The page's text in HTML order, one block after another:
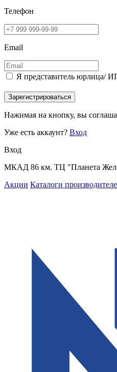
Телефон
Email
Я представитель юрлица/
Зарегистрироваться
Нажимая на кнопку, вы
Уже есть аккаунт? Вход
Вход
МКАД 86 км. ТЦ "Планета
Акции Каталоги